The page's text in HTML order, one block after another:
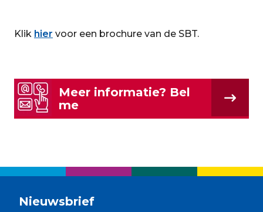
Klik hier voor een brochure van de SBT.
Meer informatie? Bel
me
Nieuwsbrief